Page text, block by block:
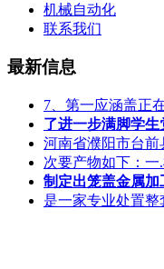
机械自动化
联系我们
最新信息
7、第一应涵盖正
了进一步满脚学生
河南省濮阳市台
次要产物如下：
制定出笼盖金属
是一家专业处置